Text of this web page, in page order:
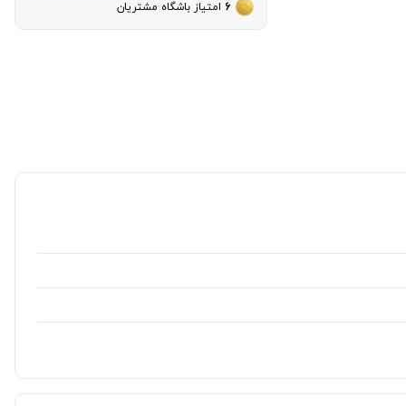
6 امتیاز باشگاه مشتریان